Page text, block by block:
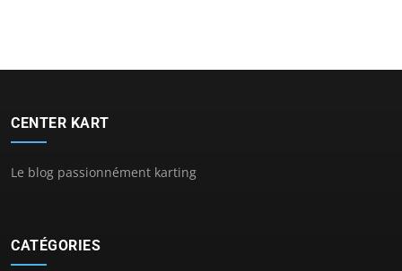
CENTER KART
Le blog passionnément karting
CATÉGORIES